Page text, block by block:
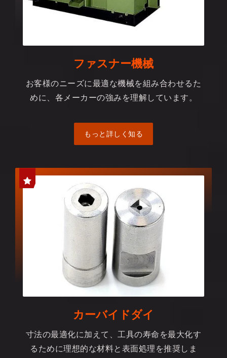
ファスナー機械
お客様のニーズに最適な機械を組み合わせるた
めに、各メーカーの強みを理解しています。
もっと詳しく知る
カーバイドダイ
寸法の最適化に加えて、工具の寿命を最大化す
るために理想的な材料と表面処理を推奨しま